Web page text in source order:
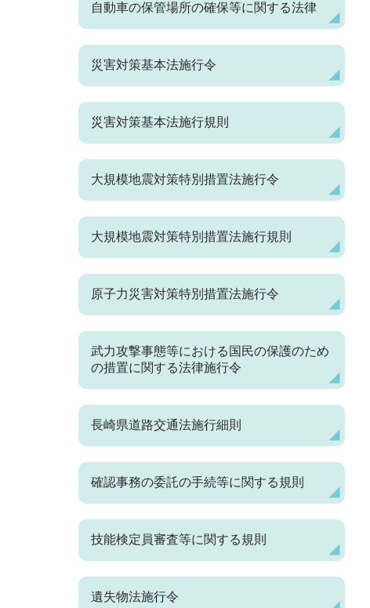
自動車の保管場所の確保等に関する法律
災害対策基本法施行令
災害対策基本法施行規則
大規模地震対策特別措置法施行令
大規模地震対策特別措置法施行規則
原子力災害対策特別措置法施行令
武力攻撃事態等における国民の保護のため
の措置に関する法律施行令
長崎県道路交通法施行細則
確認事務の委託の手続等に関する規則
技能検定員審査等に関する規則
遺失物法施行令